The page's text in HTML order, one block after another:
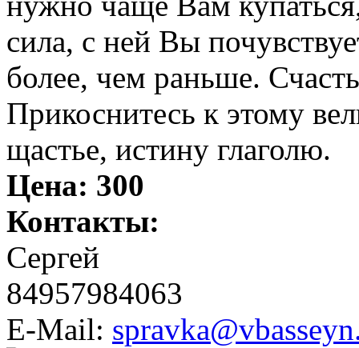
сила, с ней Вы
более, чем раньше.
Прикоснитесь к этому
щастье, истину глаголю.
Цена: 300
Контакты:
Сергей
84957984063
E-Mail: